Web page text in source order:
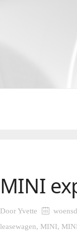
MINI
DoorYvette
leasewagen, MINI,